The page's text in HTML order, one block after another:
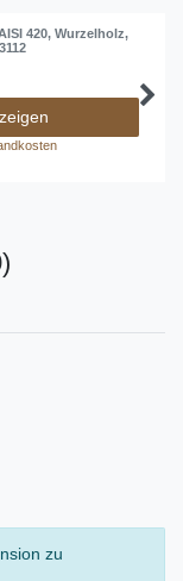
420, Wurzelholz,
zu